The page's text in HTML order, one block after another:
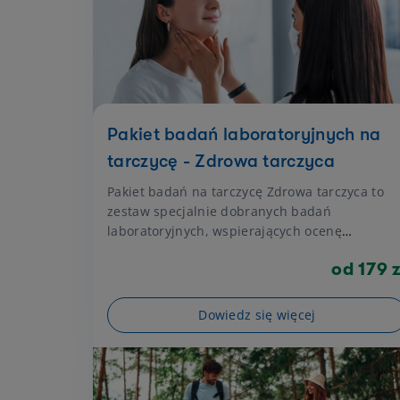
Pakiet badań laboratoryjnych na
tarczycę - Zdrowa tarczyca
Pakiet badań na tarczycę Zdrowa tarczyca to
zestaw specjalnie dobranych badań
laboratoryjnych, wspierających ocenę
dwóch wariantach — każdy obejmuje 5 badań
a jeden z wariantów dodatkowo zawiera
telefoniczną konsultację wyników z
endokrynologiem. Badania umożliwiają ocenę
stężenia hormonów tarczycy, takich jak TSH,
FT3 i FT4, oraz przeciwciał anty-TPO, które
od 179
Dowiedz się więcej